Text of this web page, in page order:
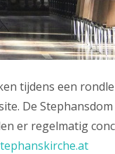
tijdens een
De
er regelmatig